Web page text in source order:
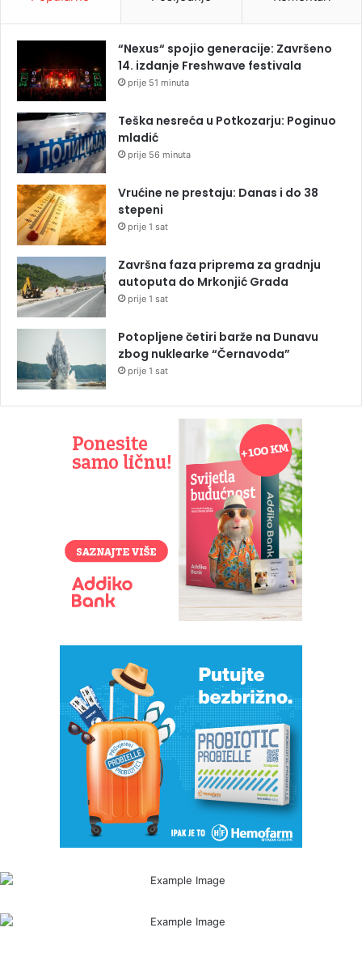
“Nexus“ spojio generacije: Završeno
14. izdanje Freshwave festivala
prije 51 minuta
Teška nesreća u Potkozarju: Poginuo
mladić
prije 56 minuta
Vrućine ne prestaju: Danas i do 38
stepeni
prije 1 sat
Završna faza priprema za gradnju
autoputa do Mrkonjić Grada
prije 1 sat
Potopljene četiri barže na Dunavu
zbog nuklearke “Černavoda”
prije 1 sat